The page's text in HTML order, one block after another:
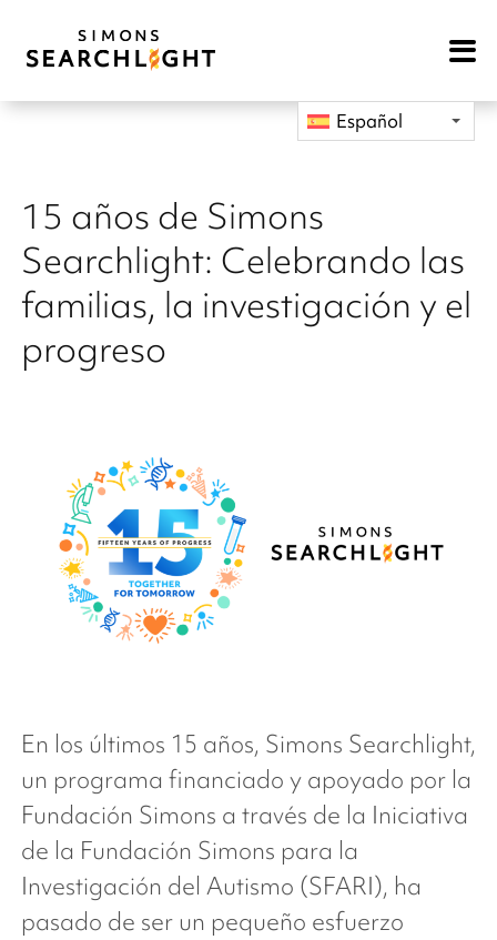
Open
Español
15 años de Simons
Searchlight: Celebrando las
familias, la investigación y el
progreso
En los últimos 15 años, Simons Searchlight,
un programa financiado y apoyado por la
Fundación Simons a través de la Iniciativa
de la Fundación Simons para la
Investigación del Autismo (SFARI), ha
pasado de ser un pequeño esfuerzo